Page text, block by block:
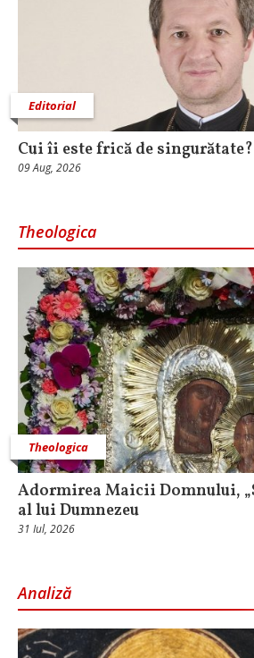
Editorial
Cui îi este frică de singurătate?
09 Aug, 2026
Theologica
Theologica
Adormirea Maicii Domnului,
al lui Dumnezeu
31 Iul, 2026
Analiză